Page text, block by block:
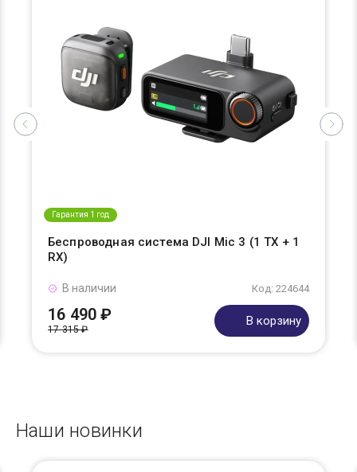
Гарантия 1 год
Беспроводная система DJI Mic 3 (1 TX + 1
RX)
Код: 224644
В наличии
16 490 ₽
17 315 ₽
В корзину
Наши новинки